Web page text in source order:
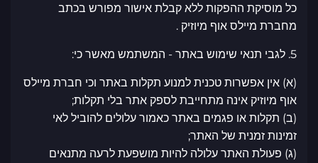
כל מוסיקת ההפקות ללא קבלת אישור מפורש בכתב
מחברת מיילס אוף מיוזיק .
5. לגבי תנאי שימוש באתר - המשתמש מאשר כי:
(א) אין אפשרות טכנית למנוע תקלות באתר וכי חברת מיילס
אוף מיוזיק אינה מתחייבת לספק אתר בלי תקלות;
(ב) תקלות או פגמים באתר כאמור עלולים להוביל לאי
זמינות זמנית של האתר;
(ג) פעולת האתר עלולה להיות מושפעת לרעה מתנאים